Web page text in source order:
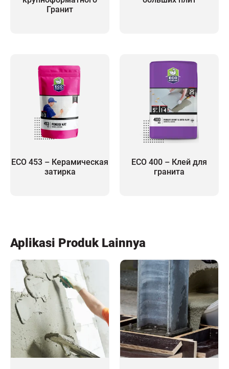
Гранит
ECO 453 – Керамическая
затирка
ECO 400 – Клей для
гранита
Aplikasi Produk Lainnya